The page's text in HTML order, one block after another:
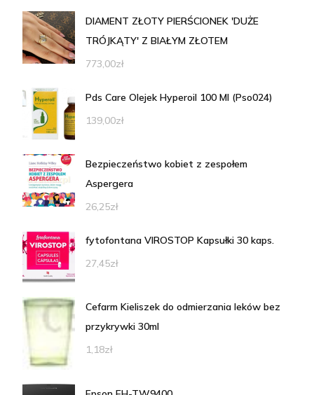
DIAMENT ZŁOTY PIERŚCIONEK 'DUŻE
TRÓJKĄTY' Z BIAŁYM ZŁOTEM
773,00zł
Pds Care Olejek Hyperoil 100 Ml (Pso024)
139,00zł
Bezpieczeństwo kobiet z zespołem
Aspergera
26,25zł
fytofontana VIROSTOP Kapsułki 30 kaps.
27,45zł
Cefarm Kieliszek do odmierzania leków bez
przykrywki 30ml
1,18zł